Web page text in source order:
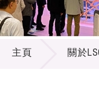
關於LSCM
主頁 關於